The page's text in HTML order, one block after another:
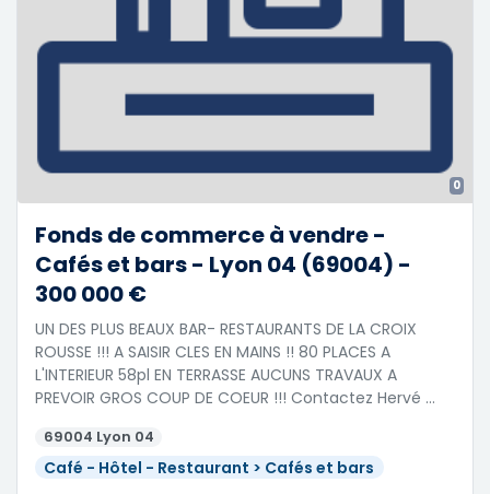
0
Fonds de commerce à vendre -
Cafés et bars - Lyon 04 (69004) -
300 000 €
UN DES PLUS BEAUX BAR- RESTAURANTS DE LA CROIX
ROUSSE !!! A SAISIR CLES EN MAINS !! 80 PLACES A
L'INTERIEUR 58pl EN TERRASSE AUCUNS TRAVAUX A
PREVOIR GROS COUP DE COEUR !!! Contactez Hervé …
69004 Lyon 04
Café - Hôtel - Restaurant > Cafés et bars